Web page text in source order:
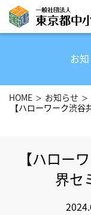
お
HOME
お知らせ
【ハローワーク渋
【ハロー
界セ